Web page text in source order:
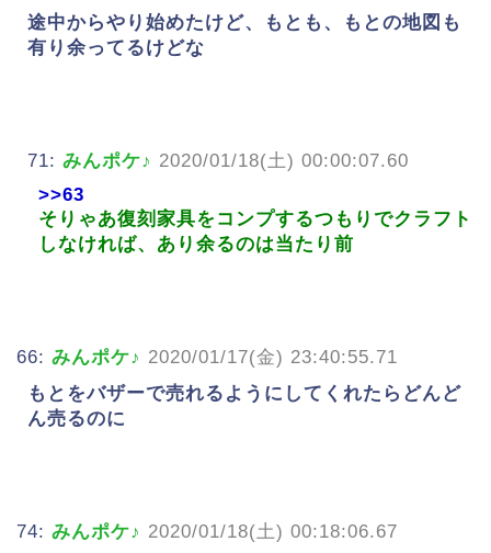
途中からやり始めたけど、もとも、もとの地図も
有り余ってるけどな
71: みんポケ♪ 2020/01/18(土) 00:00:07.60
>>63
そりゃあ復刻家具をコンプするつもりでクラフト
しなければ、あり余るのは当たり前
66: みんポケ♪ 2020/01/17(金) 23:40:55.71
もとをバザーで売れるようにしてくれたらどんど
ん売るのに
74: みんポケ♪ 2020/01/18(土) 00:18:06.67